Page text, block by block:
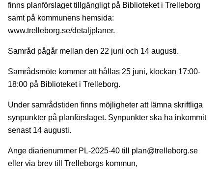
finns planförslaget tillgängligt på Biblioteket i Trelleborg
samt på kommunens hemsida:
www.trelleborg.se/detaljplaner.
Samråd pågår mellan den 22 juni och 14 augusti.
Samrådsmöte kommer att hållas 25 juni, klockan 17:00-
18:00 på Biblioteket i Trelleborg.
Under samrådstiden finns möjligheter att lämna skriftliga
synpunkter på planförslaget. Synpunkter ska ha inkommit
senast 14 augusti.
Ange diarienummer PL-2025-40 till plan@trelle­borg.se
eller via brev till Trelleborgs kommun,